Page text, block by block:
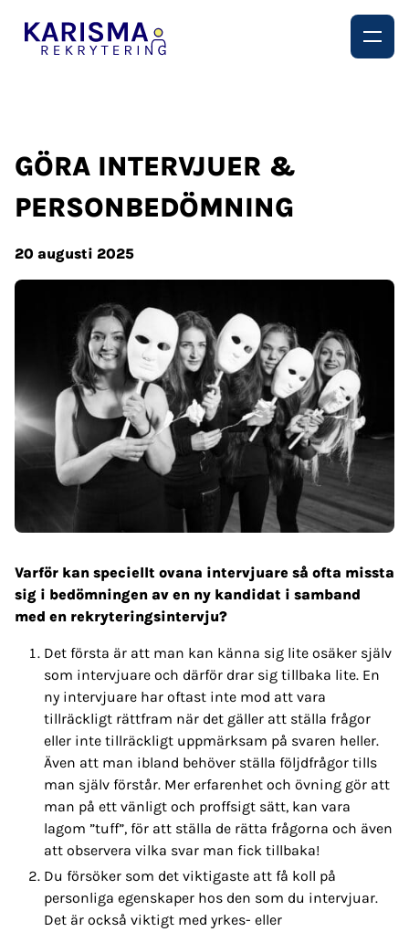
GÖRA INTERVJUER &
PERSONBEDÖMNING
20 augusti 2025
Varför kan speciellt ovana intervjuare så ofta missta
sig i bedömningen av en ny kandidat i samband
med en rekryteringsintervju?
Det första är att man kan känna sig lite osäker själv
som intervjuare och därför drar sig tillbaka lite. En
ny intervjuare har oftast inte mod att vara
tillräckligt rättfram när det gäller att ställa frågor
eller inte tillräckligt uppmärksam på svaren heller.
Även att man ibland behöver ställa följdfrågor tills
man själv förstår. Mer erfarenhet och övning gör att
man på ett vänligt och proffsigt sätt, kan vara
lagom ”tuff”, för att ställa de rätta frågorna och även
att observera vilka svar man fick tillbaka!
Du försöker som det viktigaste att få koll på
personliga egenskaper hos den som du intervjuar.
Det är också viktigt med yrkes- eller